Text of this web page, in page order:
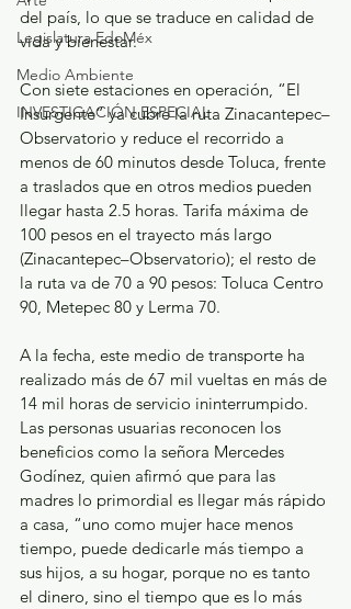
Legislatura EdoMéx
Medio Ambiente
INVESTIGACIÓN ESPECIAL
del país, lo que se traduce en calidad de
vida y bienestar.
Con siete estaciones en operación, “El
Insurgente” ya cubre la ruta Zinacantepec–
Observatorio y reduce el recorrido a
menos de 60 minutos desde Toluca, frente
a traslados que en otros medios pueden
llegar hasta 2.5 horas. Tarifa máxima de
100 pesos en el trayecto más largo
(Zinacantepec–Observatorio); el resto de
la ruta va de 70 a 90 pesos: Toluca Centro
90, Metepec 80 y Lerma 70.
A la fecha, este medio de transporte ha
realizado más de 67 mil vueltas en más de
14 mil horas de servicio ininterrumpido.
Las personas usuarias reconocen los
beneficios como la señora Mercedes
Godínez, quien afirmó que para las
madres lo primordial es llegar más rápido
a casa, “uno como mujer hace menos
tiempo, puede dedicarle más tiempo a
sus hijos, a su hogar, porque no es tanto
el dinero, sino el tiempo que es lo más